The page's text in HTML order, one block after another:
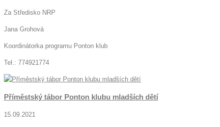
Za Středisko NRP
Jana Grohová
Koordinátorka programu Ponton klub
Tel.: 774921774
Příměstský tábor Ponton klubu mladších dětí
15.09.2021